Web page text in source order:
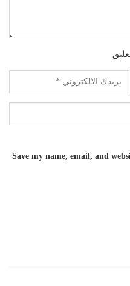
Save my name, email, and